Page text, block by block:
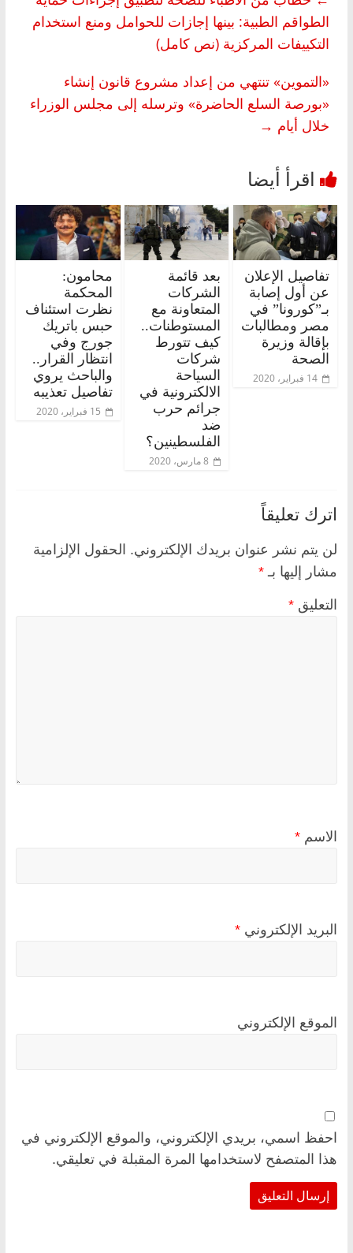
الطواقم الطبية: بينها إجازات للحوامل ومنع استخدام
التكييفات المركزية (نص كامل)
«التموين» تنتهي من إعداد مشروع قانون إنشاء
«بورصة السلع الحاضرة» وترسله إلى مجلس الوزراء
خلال أيام →
تفاصيل الإعلان
عن أول إصابة
بـ”كورونا” في
مصر ومطالبات
بإقالة وزيرة
الصحة
14 فبراير، 2020
بعد قائمة
الشركات
المتعاونة مع
المستوطنات..
كيف تتورط
شركات
السياحة
الالكترونية في
جرائم حرب
ضد
الفلسطينين؟
8 مارس، 2020
محامون:
المحكمة
نظرت استئناف
حبس باتريك
جورج وفي
انتظار القرار..
والباحث يروي
تفاصيل تعذيبه
15 فبراير، 2020
اترك تعليقاً
لن يتم نشر عنوان بريدك الإلكتروني. الحقول الإلزامية
مشار إليها بـ *
التعليق *
الاسم *
البريد الإلكتروني *
الموقع الإلكتروني
احفظ اسمي، بريدي الإلكتروني، والموقع الإلكتروني في
هذا المتصفح لاستخدامها المرة المقبلة في تعليقي.